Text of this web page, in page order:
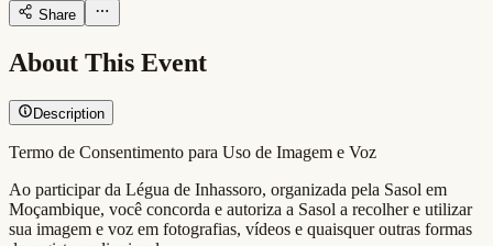
Share
About This Event
Description
Termo de Consentimento para Uso de Imagem e Voz
Ao participar da Légua de Inhassoro, organizada pela Sasol em
Moçambique, você concorda e autoriza a Sasol a recolher e utilizar
sua imagem e voz em fotografias, vídeos e quaisquer outras formas